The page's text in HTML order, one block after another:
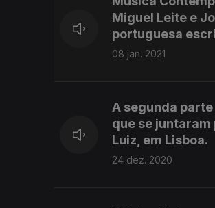
Miguel Leite e
portuguesa
08 jan. 2021
A segunda
que se juntaram
Luiz, em Lisboa.
24 dez. 2020